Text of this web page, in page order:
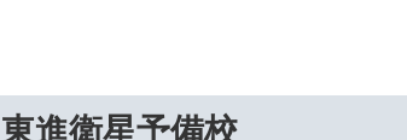
東進衛星予備校